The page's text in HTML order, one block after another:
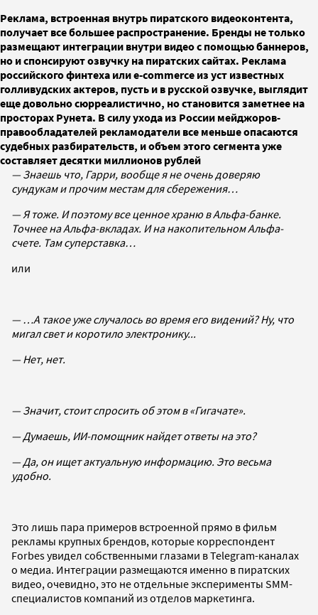
Реклама, встроенная внутрь пиратского видеоконтента,
получает все большее распространение. Бренды не только
размещают интеграции внутри видео с помощью баннеров,
но и спонсируют озвучку на пиратских сайтах. Реклама
российского финтеха или e-commerce из уст известных
голливудских актеров, пусть и в русской озвучке, выглядит
еще довольно сюрреалистично, но становится заметнее на
просторах Рунета. В силу ухода из России мейджоров-
правообладателей рекламодатели все меньше опасаются
судебных разбирательств, и объем этого сегмента уже
составляет десятки миллионов рублей
— Знаешь что, Гарри, вообще я не очень доверяю
сундукам и прочим местам для сбережения…
— Я тоже. И поэтому все ценное храню в Альфа-банке.
Точнее на Альфа-вкладах. И на накопительном Альфа-
счете. Там суперставка…
или
— …А такое уже случалось во время его видений? Ну, что
мигал свет и коротило электронику...
— Нет, нет.
— Значит, стоит спросить об этом в «Гигачате».
— Думаешь, ИИ-помощник найдет ответы на это?
— Да, он ищет актуальную информацию. Это весьма
удобно.
Это лишь пара примеров встроенной прямо в фильм
рекламы крупных брендов, которые корреспондент
Forbes увидел собственными глазами в Telegram-каналах
о медиа. Интеграции размещаются именно в пиратских
видео, очевидно, это не отдельные эксперименты SMM-
специалистов компаний из отделов маркетинга.